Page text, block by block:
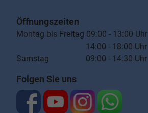
Öffnungszeiten
Montag bis Freitag 09:00 - 13:00 Uhr
14:00 - 18:00 Uhr
Samstag 09:00 - 14:30 Uhr
Folgen Sie uns